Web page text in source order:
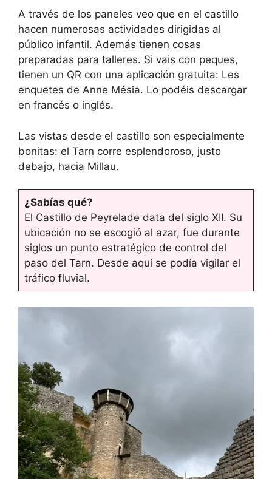
A través de los paneles veo que en el castillo
hacen numerosas actividades dirigidas al
público infantil. Además tienen cosas
preparadas para talleres. Si vais con peques,
tienen un QR con una aplicación gratuita: Les
enquetes de Anne Mésia. Lo podéis descargar
en francés o inglés.
Las vistas desde el castillo son especialmente
bonitas: el Tarn corre esplendoroso, justo
debajo, hacia Millau.
¿Sabías qué?
El Castillo de Peyrelade data del siglo XII. Su
ubicación no se escogió al azar, fue durante
siglos un punto estratégico de control del
paso del Tarn. Desde aquí se podía vigilar el
tráfico fluvial.